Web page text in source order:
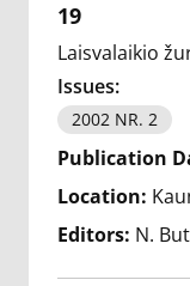
19
Laisvalaikio
Issues:
2002 NR. 2
Publication
Location:
Editors: N.